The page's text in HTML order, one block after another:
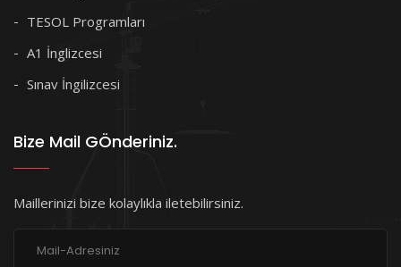
TESOL Programları
A1 İnglizcesi
Sınav İngilizcesi
Bize Mail GÖnderiniz.
Maillerinizi bize kolaylıkla iletebilirsiniz.